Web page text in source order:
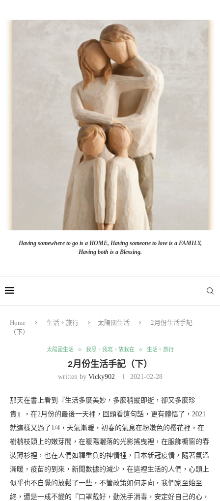
Having somewhere to go is a HOME, Having someone to love is a FAMILY,
Having both is a Blessing.
Home 生活。旅行 太陽國生活
2月份生活手記
（下）
太陽國生活 我思。我寫。故我在 生活。旅行
2月份生活手記（下）
written by Vicky902 2021-02-28
那天在書上看到『生活多麼美妙，多麼稍縱即逝，卻又多麼珍
貴』，在2月份的最後一天裡，回頭看這句話，更有體悟了，2021
就這樣又過了1/4，天氣漸暖，初春的氣息在粉嫩色的櫻花裡，在
樹梢枝頭上的嫩芽間，在暖陽灑落的光影搖曳裡，在服飾櫥窗的春
裝薄衫裡，也在人們如釋重負的神情裡，日本新冠疫情，隨著氣溫
漸暖，疫苗的到來，新聞數據的減少，在這裡生活的人們，心頭上
似乎也不自覺的放鬆了一些，不管政策如何走向，我們家至始至
終，還是一成不變的『口罩戴好，勤洗手消毒，安定好自己的心，